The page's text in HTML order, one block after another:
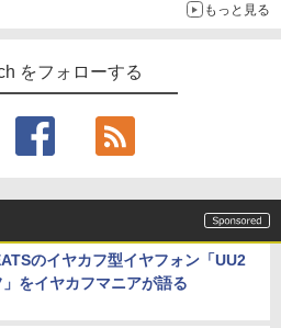
もっと見る
をフォローする
のイヤカフ型イヤフォン「UU2
をイヤカフマニアが語る